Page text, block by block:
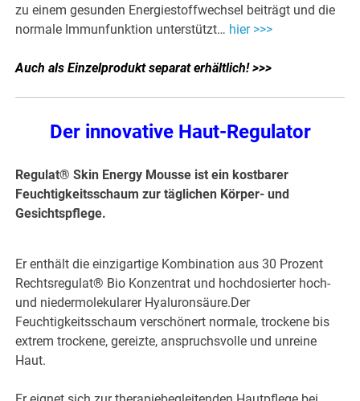
zu einem gesunden Energiestoffwechsel beiträgt und die
normale Immunfunktion unterstützt… hier >>>
Auch als Einzelprodukt separat erhältlich! >>>
Der innovative Haut-Regulator
Regulat® Skin Energy Mousse ist ein kostbarer
Feuchtigkeitsschaum zur täglichen Körper- und
Gesichtspflege.
Er enthält die einzigartige Kombination aus 30 Prozent
Rechtsregulat® Bio Konzentrat und hochdosierter hoch-
und niedermolekularer Hyaluronsäure.Der
Feuchtigkeitsschaum verschönert normale, trockene bis
extrem trockene, gereizte, anspruchsvolle und unreine
Haut.